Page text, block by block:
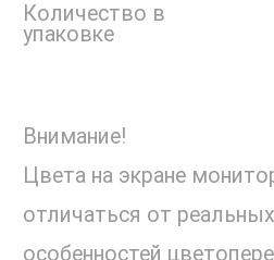
Количество в
упаковке
Внимание!
Цвета на экране
отличаться от
особенностей